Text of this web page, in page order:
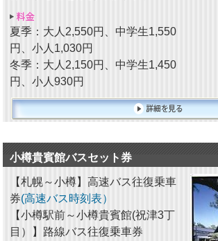
夏季：大人2,550円、中学生1,550
円、小人1,030円
冬季：大人2,150円、中学生1,450
円、小人930円
小樽貴賓館バスセット券
【札幌～小樽】高速バス往復乗車
券(高速バス時刻表）
【小樽駅前～小樽貴賓館(祝津3丁
目）】路線バス往復乗車券